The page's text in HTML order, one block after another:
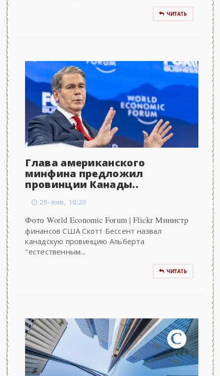
ЧИТАТЬ
Глава американского
минфина предложил
провинции Канады..
29-янв, 10:20
Фото World Economic Forum | Flickr Министр
финансов США Скотт Бессент назвал
канадскую провинцию Альберта
"естественным...
ЧИТАТЬ